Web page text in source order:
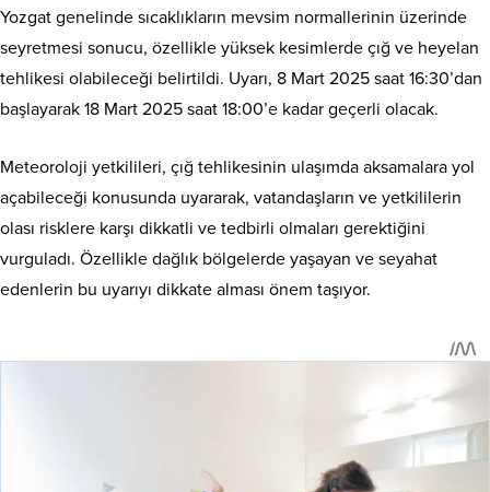
Yozgat genelinde sıcaklıkların mevsim normallerinin üzerinde
seyretmesi sonucu, özellikle yüksek kesimlerde çığ ve heyelan
tehlikesi olabileceği belirtildi. Uyarı, 8 Mart 2025 saat 16:30’dan
başlayarak 18 Mart 2025 saat 18:00’e kadar geçerli olacak.
Meteoroloji yetkilileri, çığ tehlikesinin ulaşımda aksamalara yol
açabileceği konusunda uyararak, vatandaşların ve yetkililerin
olası risklere karşı dikkatli ve tedbirli olmaları gerektiğini
vurguladı. Özellikle dağlık bölgelerde yaşayan ve seyahat
edenlerin bu uyarıyı dikkate alması önem taşıyor.